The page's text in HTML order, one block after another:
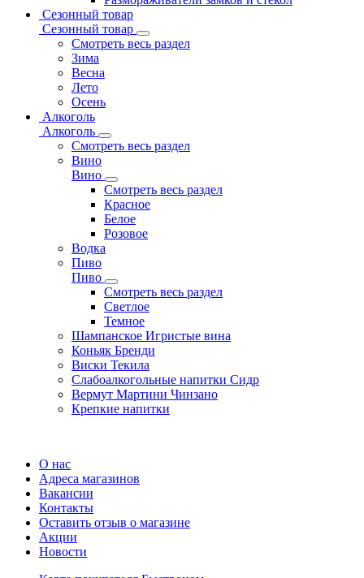
Сезонный товар
Сезонный товар
Смотреть весь раздел
Зима
Весна
Лето
Осень
Алкоголь
Алкоголь
Смотреть весь раздел
Вино
Вино
Смотреть весь раздел
Красное
Белое
Розовое
Водка
Пиво
Пиво
Смотреть весь раздел
Cветлое
Темное
Шампанское Игристые вина
Коньяк Бренди
Виски Текила
Слабоалкогольные напитки Сидр
Вермут Мартини Чинзано
Крепкие напитки
О нас
Адреса магазинов
Вакансии
Контакты
Оставить отзыв о магазине
Акции
Новости